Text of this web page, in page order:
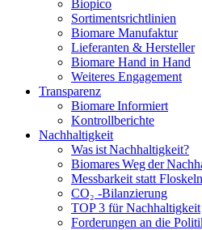
Biopico
Sortimentsrichtlinien
Biomare Manufaktur
Lieferanten & Hersteller
Biomare Hand in Hand
Weiteres Engagement
Transparenz
Biomare Informiert
Kontrollberichte
Nachhaltigkeit
Was ist Nachhaltigkeit?
Biomares Weg der
Messbarkeit statt
CO₂ -Bilanzierung
TOP 3 für Nachhaltigkeit
Forderungen an die